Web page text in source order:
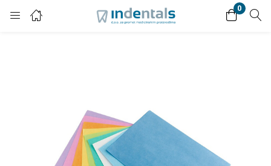
0
Login
Remember me Lost password?